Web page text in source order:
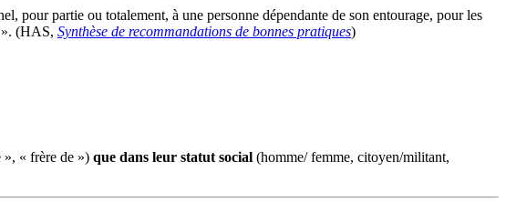
, pour partie ou totalement, à une personne dépendante de son entourage, pour les
». (HAS, Synthèse de recommandations de bonnes pratiques)
», « frère de ») que dans leur statut social (homme/ femme, citoyen/militant,